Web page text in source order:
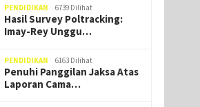
PENDIDIKAN 6739 Dilihat
Hasil Survey Poltracking:
Imay-Rey Unggu…
PENDIDIKAN 6163 Dilihat
Penuhi Panggilan Jaksa Atas
Laporan Cama…